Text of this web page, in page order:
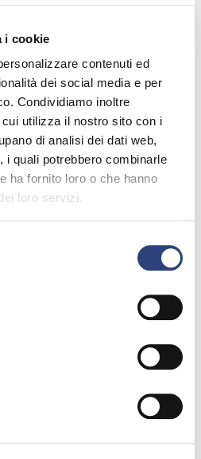
i cookie
contenuti ed
dei social media e per
Condividiamo inoltre
utilizza il nostro sito con i
di analisi dei dati web,
i quali potrebbero combinarle
ha fornito loro o che hanno
loro servizi.
dell'Area Ovest
della Val Trompia
dell'Area Est